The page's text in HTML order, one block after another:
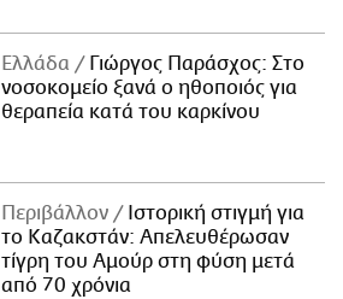
Ελλάδα
Γιώργος Παράσχος: Στο
νοσοκομείο ξανά ο ηθοποιός για
θεραπεία κατά του καρκίνου
Περιβάλλον
Ιστορική στιγμή για
το Καζακστάν: Απελευθέρωσαν
τίγρη του Αμούρ στη φύση μετά
από 70 χρόνια